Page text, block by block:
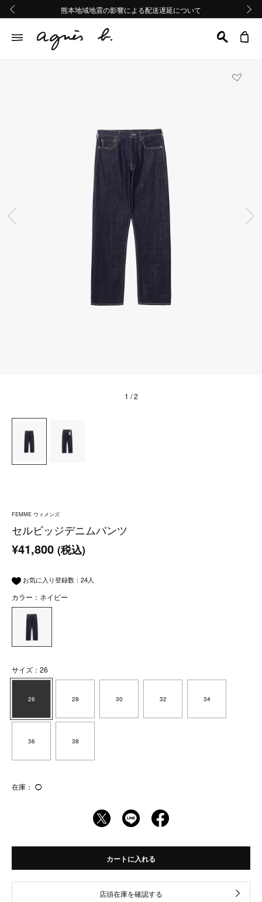
熊本地域地震の影響による配送遅延について
Summer Sale 2buy10%OFF!!
熊本地域地震の影響による配送遅延について
Summer Sale 2buy10%OFF!!
前の画像
1 / 2
FEMME ウィメンズ
セルビッジデニムパンツ
¥41,800 (税込)
お気に入り登録数： 24人
カラー：ネイビー
サイズ：26
26 28 30 32 34
36 38
在庫： ◯
カートに入れる
店頭在庫を確認する